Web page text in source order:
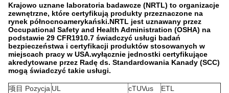
Krajowo uznane laboratoria badawcze (NRTL) to organizacje
zewnętrzne, które certyfikują produkty przeznaczone na
rynek północnoamerykański.NRTL jest uznawany przez
Occupational Safety and Health Administration (OSHA) na
podstawie 29 CFR1910.7 świadczyć usługi badań
bezpieczeństwa i certyfikacji produktów stosowanych w
miejscach pracy w USA.wyłącznie jednostki certyfikujące
akredytowane przez Radę ds. Standardowania Kanady (SCC)
mogą świadczyć takie usługi.
项目 Pozycja UL cTUVus
ETL